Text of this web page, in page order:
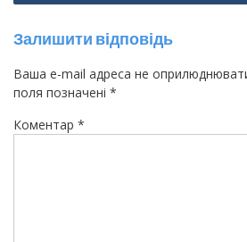
Залишити відповідь
Ваша e-mail адреса не
поля позначені *
Коментар *